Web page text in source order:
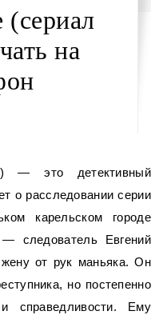
(сериал
на
о расследовании серии
карельском городе
следователь Евгений
от рук маньяка. Он
но постепенно
справедливости. Ему